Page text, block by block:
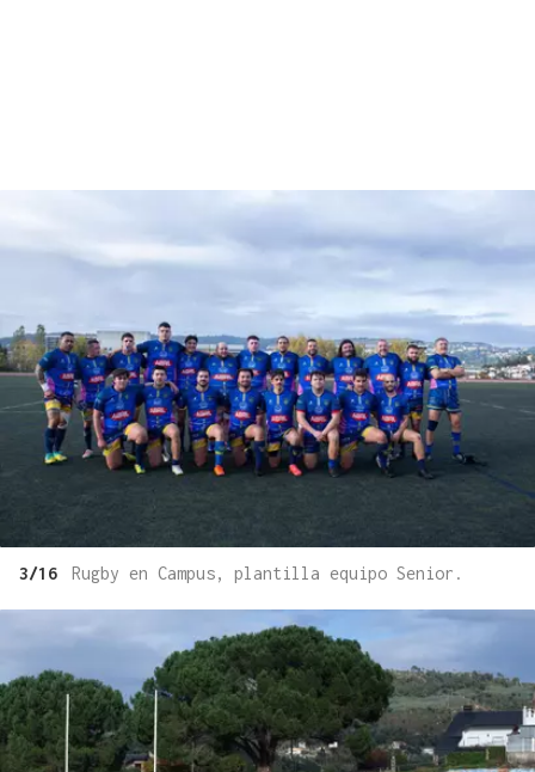
3/16 Rugby en Campus, plantilla equipo Senior.